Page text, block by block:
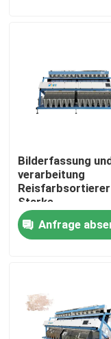
Fabrik-Ausflug
Treten Sie mit
Nachrichten
Bilderfassung
verarbeitung
Reisfarbsortierer
Starke
Industriequalität
Anfrage